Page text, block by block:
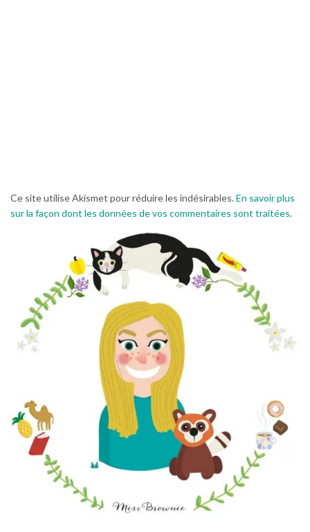
Ce site utilise Akismet pour réduire les indésirables.En savoir plus
sur la façon dont les données de vos commentaires sont traitées.